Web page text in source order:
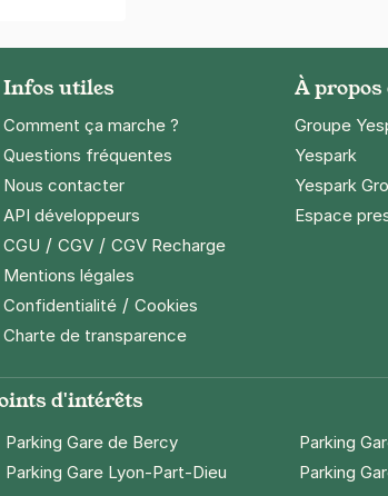
Infos utiles
Comment ça marche ?
Questions fréquentes
Nous contacter
API développeurs
CGU / CGV/ CGV Recharge
Mentions légales
Confidentialité/ Cookies
Charte de transparence
À propos
Groupe
Yespark
Yespark
Espace
d'intérêts
Parking Gare de Bercy
Parking
Parking Gare Lyon-Part-Dieu
Parking